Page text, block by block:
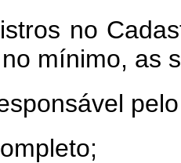
no
mínimo, as